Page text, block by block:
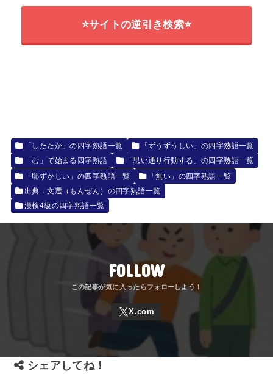
⭐サイトの逆引き検索⭐
「したたか」の四字熟語一覧
「ずうずうしい」の四字熟語一覧
「む」で始まる四字熟語
「思い通り行動する」の四字熟語一覧
「恥ずかしい」の四字熟語一覧
「無い」の四字熟語一覧
出典：文選（もんぜん）の四字熟語一覧
漢検4級の四字熟語一覧
FOLLOW
シェアしてね！